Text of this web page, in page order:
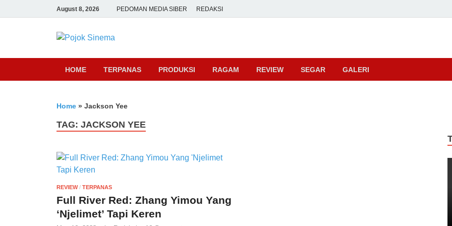
August 8, 2026 PEDOMAN MEDIA SIBER REDAKSI
Pojok Sinema
HOME TERPANAS PRODUKSI RAGAM REVIEW SEGAR GALERI
Home » Jackson Yee
TAG: JACKSON YEE
REVIEW/ TERPANAS
Full River Red: Zhang Yimou Yang
‘Njelimet’ Tapi Keren